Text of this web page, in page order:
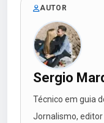
AUTOR
Sergio
Técnico em guia
Jornalismo, editor